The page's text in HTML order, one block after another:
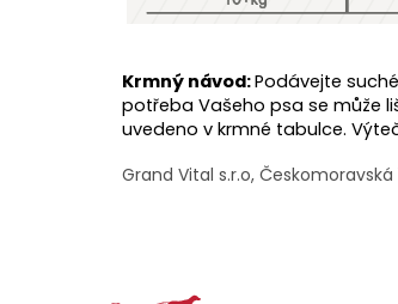
Krmný návod:Podávejte
potřeba Vašeho psa se může
uvedeno v krmné tabulce.
Grand Vital s.r.o, Českomoravská